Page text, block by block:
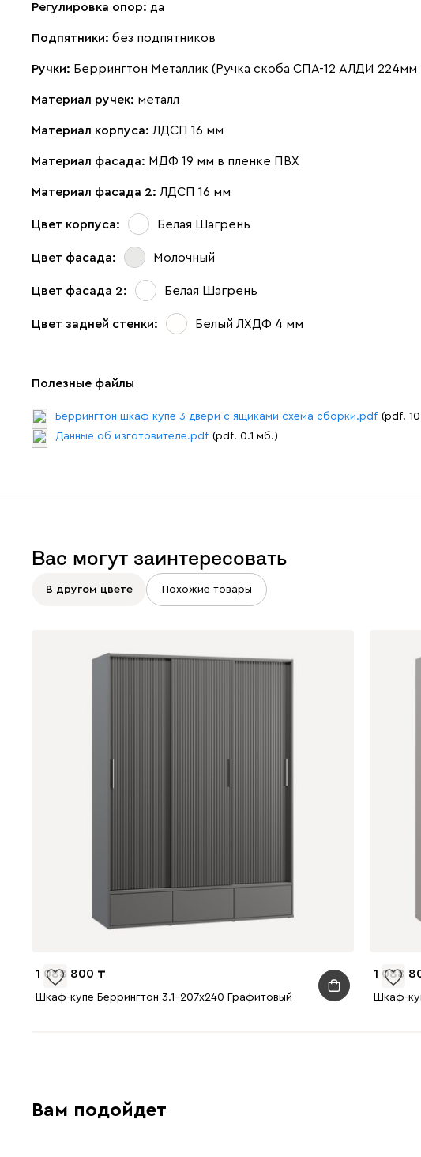
Регулировка опор: да
Подпятники: без подпятников
Ручки: Беррингтон Металлик (Ручка скоба СПА-12 АЛДИ 224мм
Материал ручек: металл
Материал корпуса: ЛДСП 16 мм
Материал фасада: МДФ 19 мм в пленке ПВХ
Материал фасада 2: ЛДСП 16 мм
Цвет корпуса: Белая Шагрень
Цвет фасада: Молочный
Цвет фасада 2: Белая Шагрень
Цвет задней стенки: Белый ЛХДФ 4 мм
Полезные файлы
Беррингтон шкаф купе 3 двери с ящиками схема сборки.pdf (pdf.
Данные об изготовителе.pdf (pdf. 0.1 мб.)
Вас могут заинтересовать
В другом цвете Похожие товары
1 088 800
Шкаф-купе Беррингтон 3.1-207x240 Графитовый
1 088
Шкаф-
Вам подойдет